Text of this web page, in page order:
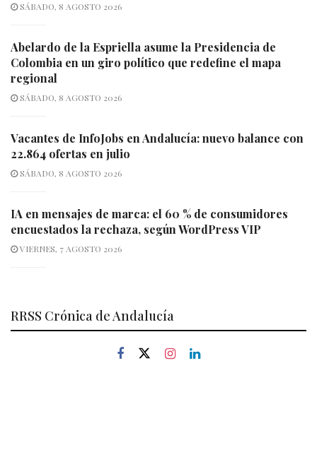
SÁBADO, 8 AGOSTO 2026
Abelardo de la Espriella asume la Presidencia de
Colombia en un giro político que redefine el mapa
regional
SÁBADO, 8 AGOSTO 2026
Vacantes de InfoJobs en Andalucía: nuevo balance con
22.864 ofertas en julio
SÁBADO, 8 AGOSTO 2026
IA en mensajes de marca: el 60 % de consumidores
encuestados la rechaza, según WordPress VIP
VIERNES, 7 AGOSTO 2026
RRSS Crónica de Andalucía